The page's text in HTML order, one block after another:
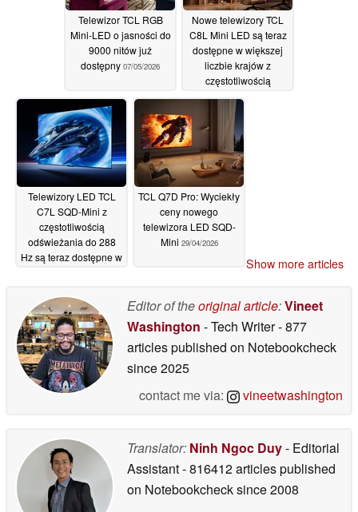
Telewizor TCL RGB
Mini-LED o jasności do
9000 nitów już
dostępny 07/05/2026
Nowe telewizory TCL
C8L Mini LED są teraz
dostępne w większej
liczbie krajów z
częstotliwością
06/05/2026
Telewizory LED TCL
C7L SQD-Mini z
częstotliwością
odświeżania do 288
Hz są teraz dostępne w
TCL Q7D Pro: Wyciekły
ceny nowego
telewizora LED SQD-
Mini 29/04/2026
Show more articles
Editor of theoriginal article:Vineet
Washington - Tech Writer- 877
articles published on Notebookcheck
since 2025
contact me via:
vineetwashington
Translator: Ninh Ngoc Duy- Editorial
Assistant- 816412 articles published
on Notebookchecksince 2008